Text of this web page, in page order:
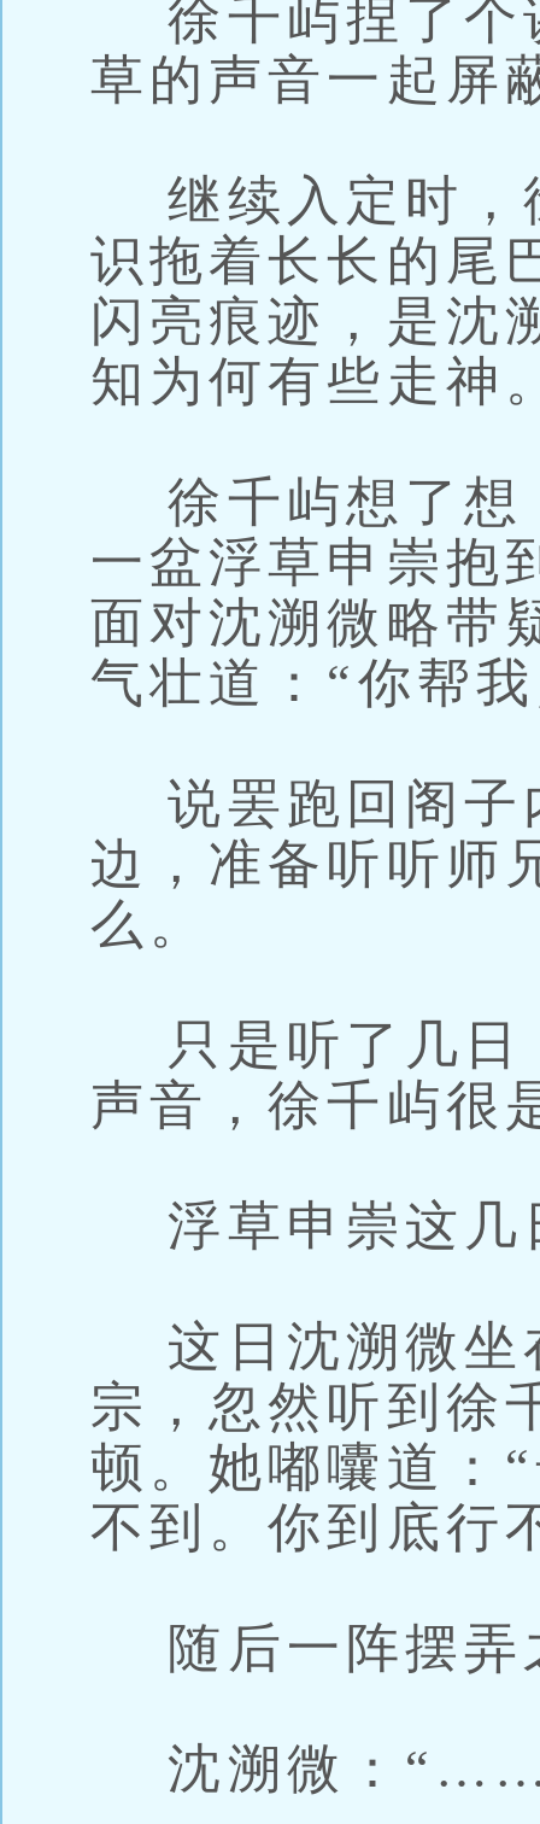
徐千屿捏了个
草的声音一起屏
继续入定时，
识拖着长长的尾
闪亮痕迹，是沈
知为何有些走神
徐千屿想了想
一盆浮草申崇抱
面对沈溯微略带
气壮道：“你帮
说罢跑回阁子
边，准备听听师
么。
只是听了几日
声音，徐千屿很
浮草申崇这几
这日沈溯微坐
宗，忽然听到徐
顿。她嘟囔道：
不到。你到底行
随后一阵摆弄
沈溯微：